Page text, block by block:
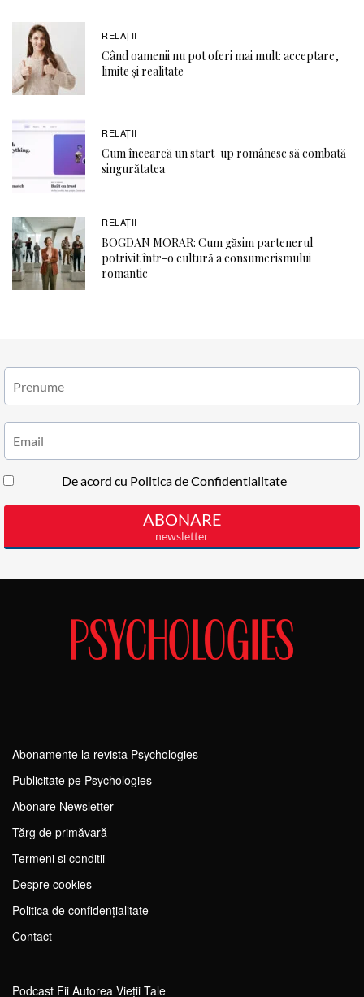
RELAŢII
Când oamenii nu pot oferi mai mult: acceptare,
limite și realitate
RELAŢII
Cum încearcă un start-up românesc să combată
singurătatea
RELAŢII
BOGDAN MORAR: Cum găsim partenerul
potrivit într-o cultură a consumerismului
romantic
Abonamente la revista Psychologies
Publicitate pe Psychologies
Abonare Newsletter
Tărg de primăvară
Termeni si conditii
Despre cookies
Politica de confidențialitate
Contact
Podcast Fii Autorea Vieții Tale